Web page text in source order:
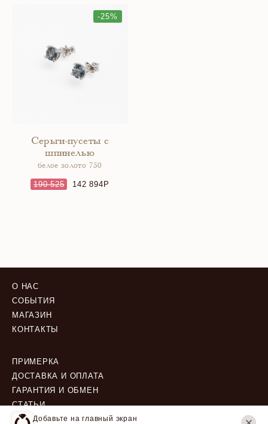
Добавьте на главный экран
-25%
Серьги-пусеты с
шпинелью
белое золото 750
190 525 142 894
О НАС
СОБЫТИЯ
МАГАЗИН
КОНТАКТЫ
ПРИМЕРКА
ДОСТАВКА И ОПЛАТА
ГАРАНТИЯ И ОБМЕН
СТАТЬИ